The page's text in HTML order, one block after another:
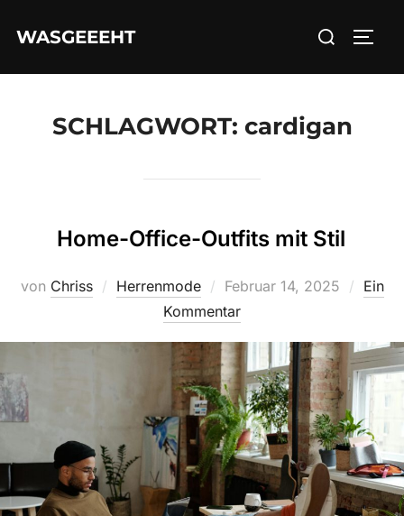
InhaltWASGEEEHT
Suchen
SCHLAGWORT: cardigan
Home-Office-Outfits mit Stil
von Chriss Herrenmode
Veröffentlicht
am
Februar 14, 2025
Ein
Kommentar